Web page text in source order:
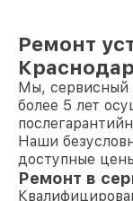
Ремонт
Мы, сервисный
более 5 лет
Наши
доступные
Ремонт в